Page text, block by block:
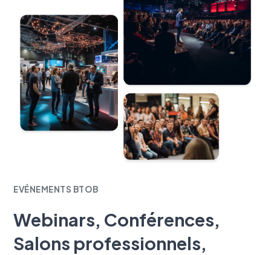
EVÉNEMENTS BTOB
Webinars, Conférences,
Salons professionnels,